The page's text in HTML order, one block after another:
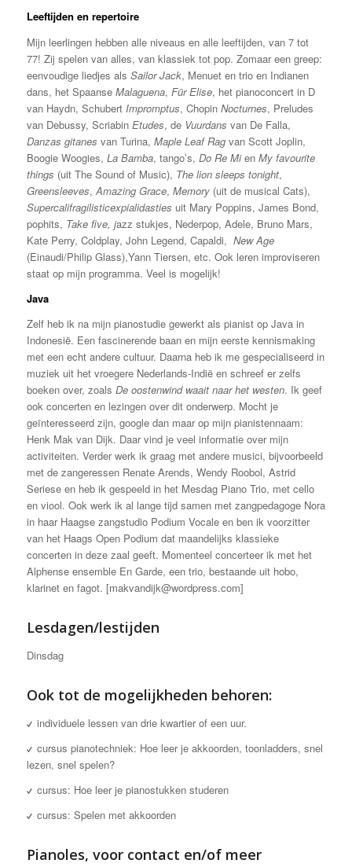
Leeftijden en repertoire
Mijn leerlingen hebben alle niveaus en alle leeftijden, van 7 tot
77! Zij spelen van alles, van klassiek tot pop. Zomaar een greep:
eenvoudige liedjes als Sailor Jack, Menuet en trio en Indianen
dans, het Spaanse Malaguena, Für Elise, het pianoconcert in D
van Haydn, SchubertImpromptus, Chopin Nocturnes, Preludes
van Debussy, Scriabin Etudes, de Vuurdans van De Falla,
Danzas gitanes van Turina, Maple Leaf Ragvan Scott Joplin,
Boogie Woogies, La Bamba, tango’s, Do Re Mien My favourite
things (uit The Sound of Music), The lion sleeps tonight,
Greensleeves, Amazing Grace, Memory(uit de musical Cats),
Supercalifragilisticexpialidasties uit Mary Poppins, James Bond,
pophits, Take five, jazz stukjes, Nederpop, Adele, Bruno Mars,
Kate Perry, Coldplay, John Legend, Capaldi, New Age
(Einaudi/Philip Glass),Yann Tiersen, etc. Ook leren improviseren
staat op mijn programma. Veel is mogelijk!
Java
Zelf heb ik na mijn pianostudie gewerkt als pianist op Java in
Indonesië. Een fascinerende baan en mijn eerste kennismaking
met een echt andere cultuur. Daarna heb ik me gespecialiseerd in
muziek uit het vroegere Nederlands-Indië en schreef er zelfs
boeken over, zoals De oostenwind waait naar het westen. Ik geef
ook concerten en lezingen over dit onderwerp. Mocht je
geïnteresseerd zijn, google dan maar op mijn pianistennaam:
Henk Mak van Dijk. Daar vind je veel informatie over mijn
activiteiten. Verder werk ik graag met andere musici, bijvoorbeeld
met de zangeressen Renate Arends, Wendy Roobol, Astrid
Seriese en heb ik gespeeld in het Mesdag Piano Trio, met cello
en viool. Ook werk ik al lange tijd samen met zangpedagoge Nora
in haar Haagse zangstudio Podium Vocale en ben ik voorzitter
van het Haags Open Podium dat maandelijks klassieke
concerten in deze zaal geeft. Momenteel concerteer ik met het
Alphense ensemble En Garde, een trio, bestaande uit hobo,
klarinet en fagot. [makvandijk@wordpress.com]
Lesdagen/lestijden
Dinsdag
Ook tot de mogelijkheden behoren:
individuele lessen van drie kwartier of een uur.
cursus pianotechniek: Hoe leer je akkoorden, toonladders, snel
lezen, snel spelen?
cursus: Hoe leer je pianostukken studeren
cursus: Spelen met akkoorden
Pianoles, voor contact en/of meer